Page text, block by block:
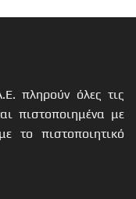
πληρούν όλες τις
πιστοποιημένα με
το πιστοποιητικό